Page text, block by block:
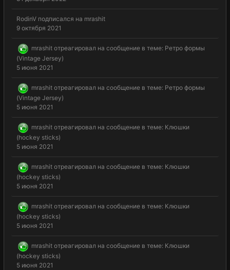
RodinV подписался на mrashit
9 октября 2021
mrashit отреагировал на сообщение в теме: Ретро формы
(Vintage Jersey)
5 июня 2021
mrashit отреагировал на сообщение в теме: Ретро формы
(Vintage Jersey)
5 июня 2021
mrashit отреагировал на сообщение в теме: Клюшки
(hockey sticks)
5 июня 2021
mrashit отреагировал на сообщение в теме: Клюшки
(hockey sticks)
5 июня 2021
mrashit отреагировал на сообщение в теме: Клюшки
(hockey sticks)
5 июня 2021
mrashit отреагировал на сообщение в теме: Клюшки
(hockey sticks)
5 июня 2021